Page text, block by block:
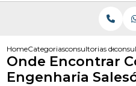
HomeCategoriasconsultorias de
Onde Encontrar
Engenharia